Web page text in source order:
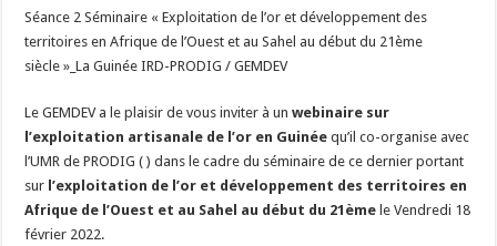
Séance 2 Séminaire « Exploitation de l’or et développement des
territoires en Afrique de l’Ouest et au Sahel au début du 21ème
siècle »_La Guinée IRD-PRODIG / GEMDEV
Le GEMDEV a le plaisir de vous inviter à unwebinaire sur
l’exploitation artisanale de l’or en Guinée qu’il co-organise avec
l’UMR de PRODIG ( ) dans le cadre du séminaire de ce dernier portant
sur l’exploitation de l’or et développement des territoires en
Afrique de l’Ouest et au Sahel au début du 21ème le Vendredi 18
février 2022.